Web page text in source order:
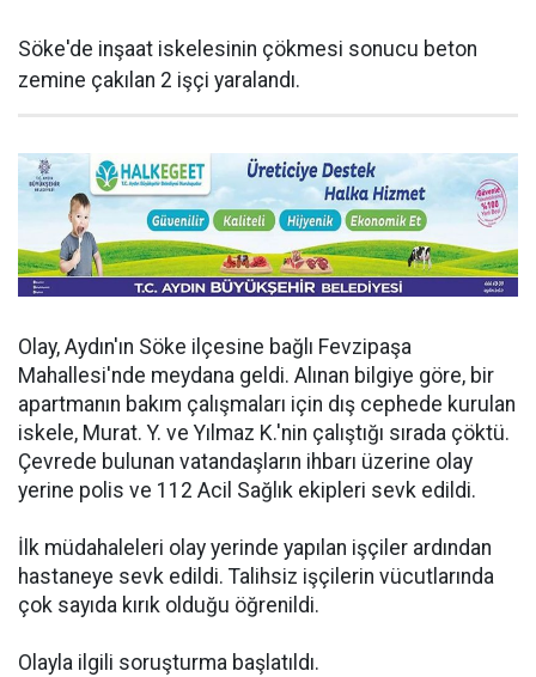
Söke'de inşaat iskelesinin çökmesi sonucu beton
zemine çakılan 2 işçi yaralandı.
Olay, Aydın'ın Söke ilçesine bağlı Fevzipaşa
Mahallesi'nde meydana geldi. Alınan bilgiye göre, bir
apartmanın bakım çalışmaları için dış cephede kurulan
iskele, Murat. Y. ve Yılmaz K.'nin çalıştığı sırada çöktü.
Çevrede bulunan vatandaşların ihbarı üzerine olay
yerine polis ve 112 Acil Sağlık ekipleri sevk edildi.
İlk müdahaleleri olay yerinde yapılan işçiler ardından
hastaneye sevk edildi. Talihsiz işçilerin vücutlarında
çok sayıda kırık olduğu öğrenildi.
Olayla ilgili soruşturma başlatıldı.